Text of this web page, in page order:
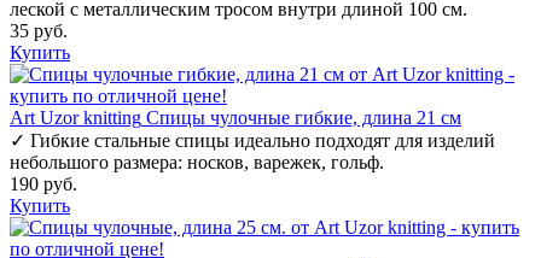
леской с металлическим тросом внутри длиной 100 см.
35 руб.
Купить
Art Uzor knitting Спицы чулочные гибкие, длина 21 см
✓ Гибкие стальные спицы идеально подходят для изделий
небольшого размера: носков, варежек, гольф.
190 руб.
Купить